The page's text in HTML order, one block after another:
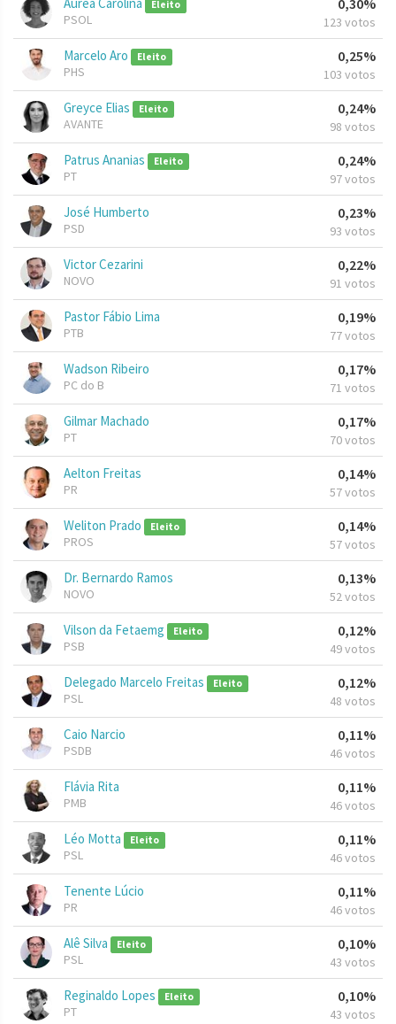
Eleito
PSOL
0,30%
123 votos
Marcelo Aro Eleito
PHS
0,25%
103 votos
Greyce Elias Eleito
AVANTE
0,24%
98 votos
Patrus Ananias Eleito
PT
0,24%
97 votos
José Humberto
PSD
0,23%
93 votos
Victor Cezarini
NOVO
0,22%
91 votos
Pastor Fábio Lima
PTB
0,19%
77 votos
Wadson Ribeiro
PC do B
0,17%
71 votos
Gilmar Machado
PT
0,17%
70 votos
Aelton Freitas
PR
0,14%
57 votos
Weliton Prado Eleito
PROS
0,14%
57 votos
Dr. Bernardo Ramos
NOVO
0,13%
52 votos
Vilson da Fetaemg Eleito
PSB
0,12%
49 votos
Delegado Marcelo Freitas Eleito
PSL
0,12%
48 votos
Caio Narcio
PSDB
0,11%
46 votos
Flávia Rita
PMB
0,11%
46 votos
Léo Motta Eleito
PSL
0,11%
46 votos
Tenente Lúcio
PR
0,11%
46 votos
Alê Silva Eleito
PSL
0,10%
43 votos
Reginaldo Lopes Eleito
PT
0,10%
43 votos